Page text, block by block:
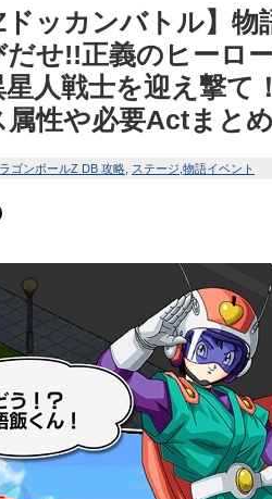
間16号【UR】LV最大ステータスまとめ
【
ドッカンバトル】物
だせ!!正義のヒーロ
星人戦士を迎え撃て
属性や必要Actまとめ
ラゴンボールZ DB 攻略 ステージ 物語イベント